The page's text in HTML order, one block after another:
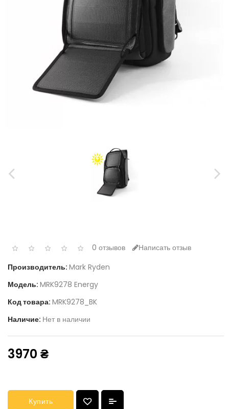
0 отзывов
Написать отзыв
Производитель: Mark Ryden
Модель: MRK9278 Energy
Код товара: MRK9278_BK
Наличие: Нет в наличии
3970 ₴
Купить